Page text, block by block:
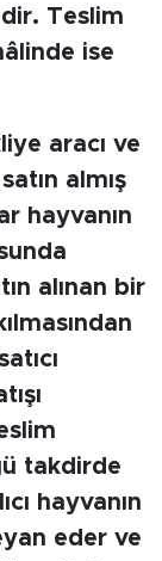
Teslim
ise
aracı ve
almış
hayvanın
alınan bir
takdirde
hayvanın
eder ve